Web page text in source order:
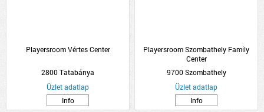
Playersroom Vértes Center
2800 Tatabánya
Üzlet adatlap
Info
Playersroom Szombathely Family
Center
9700 Szombathely
Üzlet adatlap
Info